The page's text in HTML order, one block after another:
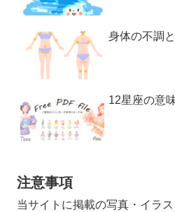
身体の不調
12星座の意
注意事項
当サイトに掲載の写真・イラ